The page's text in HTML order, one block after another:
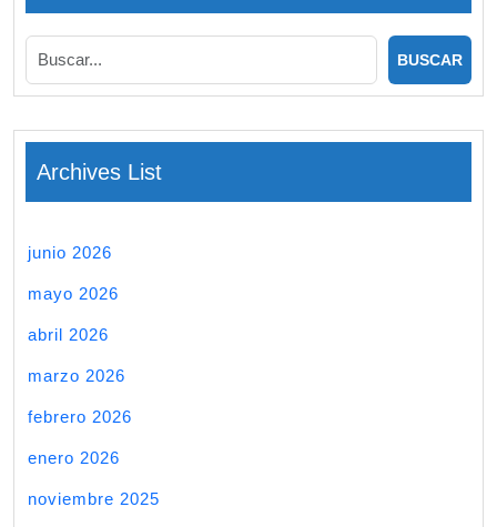
Archives List
junio 2026
mayo 2026
abril 2026
marzo 2026
febrero 2026
enero 2026
noviembre 2025